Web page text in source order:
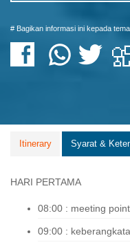
# Bagikan informasi ini kepada
Itinerary Syarat &
HARI PERTAMA
08:00 : meeting
09:00 :